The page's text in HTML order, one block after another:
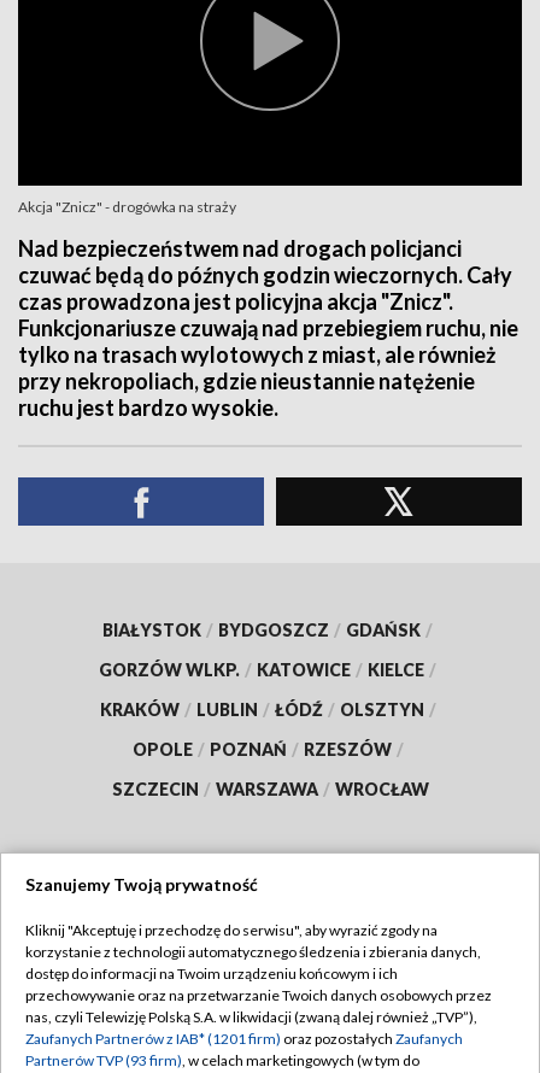
Akcja "Znicz" - drogówka na straży
Nad bezpieczeństwem nad drogach policjanci
czuwać będą do późnych godzin wieczornych. Cały
czas prowadzona jest policyjna akcja "Znicz".
Funkcjonariusze czuwają nad przebiegiem ruchu, nie
tylko na trasach wylotowych z miast, ale również
przy nekropoliach, gdzie nieustannie natężenie
ruchu jest bardzo wysokie.
BIAŁYSTOK / BYDGOSZCZ / GDAŃSK /
GORZÓW WLKP. / KATOWICE / KIELCE /
KRAKÓW / LUBLIN / ŁÓDŹ / OLSZTYN /
OPOLE / POZNAŃ / RZESZÓW /
SZCZECIN / WARSZAWA / WROCŁAW
TVP
Abonament TVP
Emisja w TVP
Regulamin TVP
Polityka prywatności
Szanujemy Twoją prywatność
Kliknij "Akceptuję i przechodzę do serwisu", aby wyrazić zgody na
korzystanie z technologii automatycznego śledzenia i zbierania danych,
dostęp do informacji na Twoim urządzeniu końcowym i ich
przechowywanie oraz na przetwarzanie Twoich danych osobowych przez
nas, czyli Telewizję Polską S.A. w likwidacji (zwaną dalej również „TVP”),
Zaufanych Partnerów z IAB* (1201 firm) oraz pozostałych Zaufanych
Partnerów TVP (93 firm), w celach marketingowych (w tym do